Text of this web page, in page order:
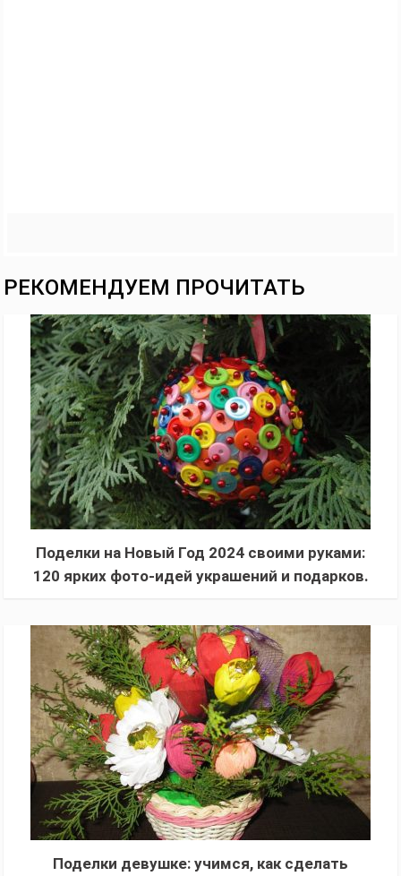
РЕКОМЕНДУЕМ ПРОЧИТАТЬ
Поделки на Новый Год 2024 своими руками:
120 ярких фото-идей украшений и подарков.
Поделки девушке: учимся, как сделать